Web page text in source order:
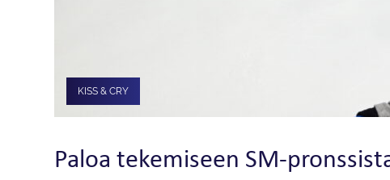
KISS & CRY
Paloa tekemiseen SM-